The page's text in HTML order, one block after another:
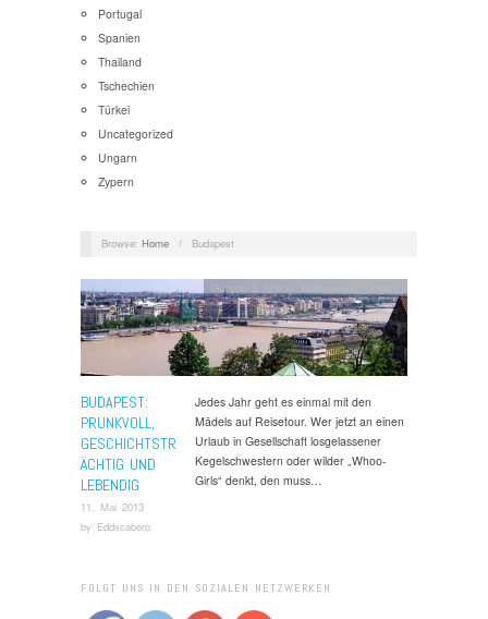
Portugal
Spanien
Thailand
Tschechien
Türkei
Uncategorized
Ungarn
Zypern
Browse: Home / Budapest
BUDAPEST:
PRUNKVOLL,
GESCHICHTSTR
ÄCHTIG UND
LEBENDIG
11. Mai 2013
by Eddscabero
Günstig & Schön
Jedes Jahr geht es einmal mit den
Mädels auf Reisetour. Wer jetzt an einen
Urlaub in Gesellschaft losgelassener
Kegelschwestern oder wilder „Whoo-
Girls“ denkt, den muss…
FOLGT UNS IN DEN SOZIALEN NETZWERKEN